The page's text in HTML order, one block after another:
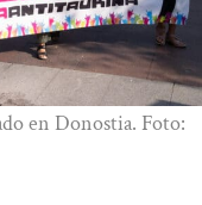
en Donostia. Foto: